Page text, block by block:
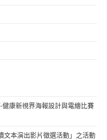
康新視界海報設計與電繪比賽
文本演出影片徵選活動」之活動